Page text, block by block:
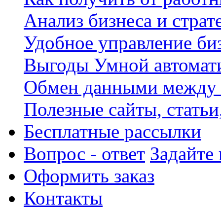
Анализ бизнеса и
Удобное управление
Выгоды Умной
Обмен данными между
Полезные сайты,
Бесплатные рассылки
Вопрос - ответ
Оформить заказ
Контакты